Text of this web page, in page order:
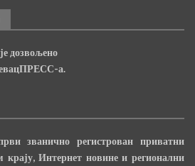
дозвољено
а.
званично регистрован приватни
Интернет новине и регионални